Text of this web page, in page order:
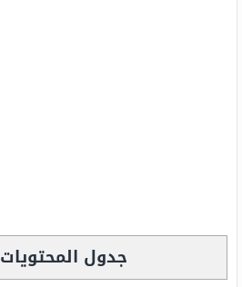
جدول المحتويات